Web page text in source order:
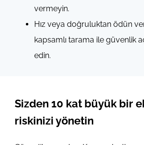
vermeyin.
Hız veya doğruluktan ödün
kapsamlı tarama ile güvenlik
edin.
Sizden 10 kat büyük bir
riskinizi yönetin